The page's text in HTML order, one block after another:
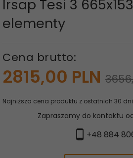
Irsap Tesi 3
elementy
Cena brutto:
2815,00 PLN
Najniższa cena produktu z ostatnich 30
Zapraszamy do kontaktu
+48 884 806